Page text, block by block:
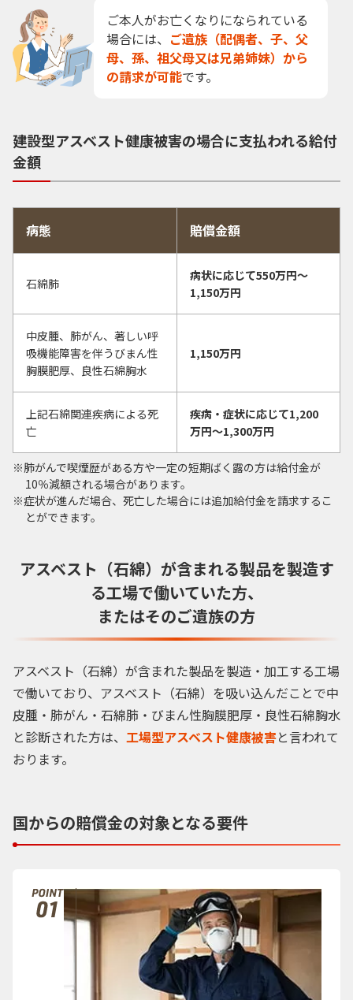
ご本人がお亡くなりになられている
場合には、 ご遺族（配偶者、子、父
母、孫、祖父母又は兄弟姉妹）から
の請求が可能です。
建設型アスベスト健康被害の場合に支払われる給付
金額
病態 賠償金額
石綿肺
病状に応じて550万円〜
1,150万円
中皮腫、肺がん、著しい呼
吸機能障害を伴うびまん性
胸膜肥厚、良性石綿胸水
1,150万円
上記石綿関連疾病による死
亡
疾病・症状に応じて1,200
万円〜1,300万円
肺がんで喫煙歴がある方や一定の短期ばく露の方は給付金が
10％減額される場合があります。
症状が進んだ場合、死亡した場合には追加給付金を請求するこ
とができます。
アスベスト（石綿）が含まれる製品を製造す
る工場で働いていた方、
またはそのご遺族の方
アスベスト（石綿）が含まれた製品を製造・加工する工場
で働いており、アスベスト（石綿）を吸い込んだことで中
皮腫・肺がん・石綿肺・びまん性胸膜肥厚・良性石綿胸水
と診断された方は、 工場型アスベスト健康被害と言われて
おります。
国からの賠償金の対象となる要件